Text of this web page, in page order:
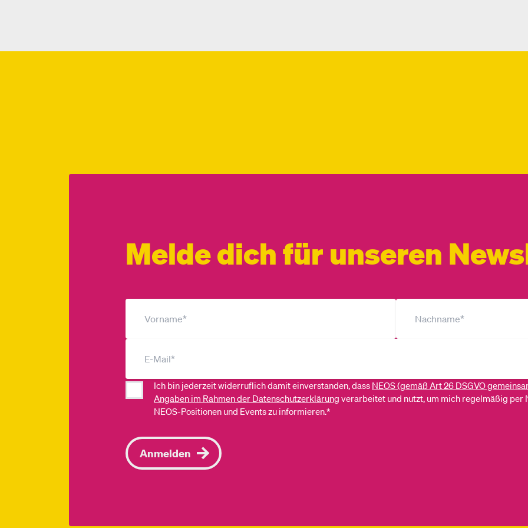
Melde dich für unseren
Ich bin jederzeit widerruflich damit einverstanden, dass NEOS (gemäß Art 26 DSGVO
Angaben im Rahmen der Datenschutzerklärung verarbeitet und nutzt, um mich regelmäßig per
NEOS-Positionen und Events zu informieren.*
Anmelden